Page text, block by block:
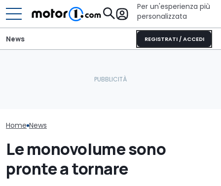
Per un'esperienza più
personalizzata
REGISTRATI / ACCEDI
News
Home News
Le monovolume sono
pronte a tornare